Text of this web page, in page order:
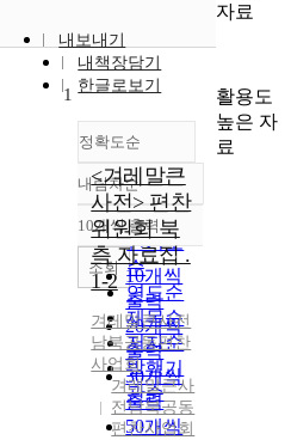
내보내기
내책장담기
한글로보기
정확도순
정확도
순
인기도
순
연도순
제목순
저자순
발행기
관순
내림차순
내림차순
10개씩 출력
10개씩
출력
20개씩
출력
30개씩
출력
50개씩
조회
1
<겨레말큰
사전> 편찬
위원회 북
측 자료집 .
1-2
겨레말큰사전
남북공동편찬
사업회
겨레말큰사
전남북공동
편찬사업회
자료
활용도
높은 자
료